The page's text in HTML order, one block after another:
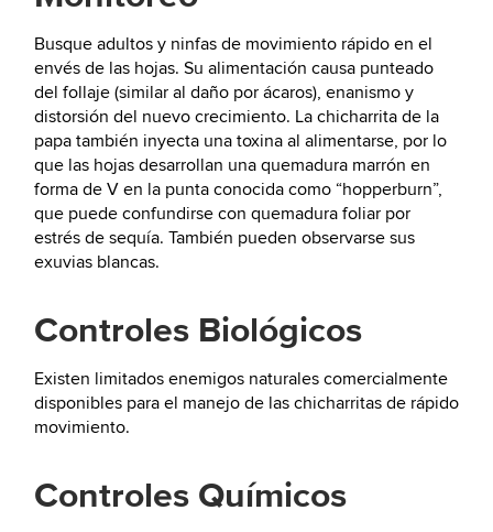
Busque adultos y ninfas de movimiento rápido en el
envés de las hojas. Su alimentación causa punteado
del follaje (similar al daño por ácaros), enanismo y
distorsión del nuevo crecimiento. La chicharrita de la
papa también inyecta una toxina al alimentarse, por lo
que las hojas desarrollan una quemadura marrón en
forma de V en la punta conocida como “hopperburn”,
que puede confundirse con quemadura foliar por
estrés de sequía. También pueden observarse sus
exuvias blancas.
Controles Biológicos
Existen limitados enemigos naturales comercialmente
disponibles para el manejo de las chicharritas de rápido
movimiento.
Controles Químicos